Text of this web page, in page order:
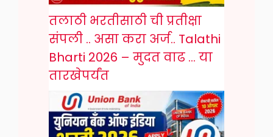
तलाठी भरतीसाठी ची प्रतीक्षा
संपली .. असा करा अर्ज.. Talathi
Bharti 2026 – मुदत वाढ … या
तारखेपर्यंत